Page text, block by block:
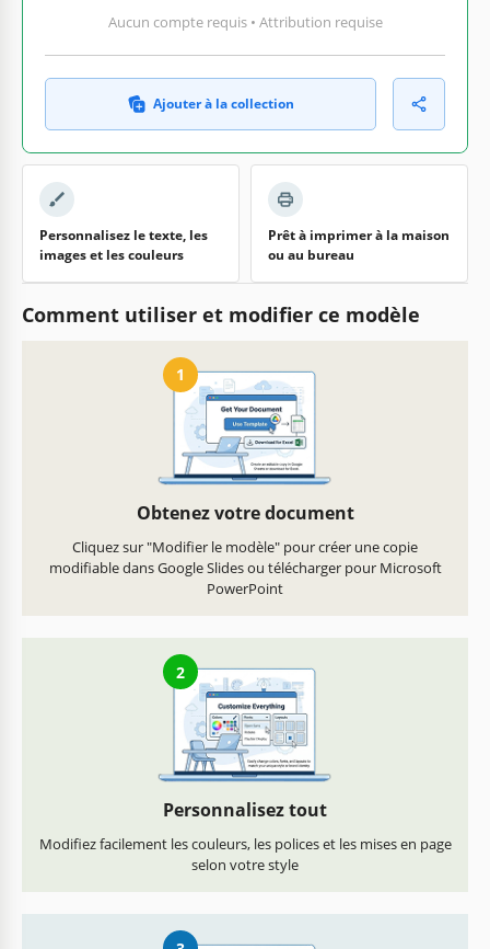
Aucun compte requis • Attribution requise
Ajouter à la collection
Personnalisez le texte, les
images et les couleurs
Prêt à imprimer à la maison
ou au bureau
Comment utiliser et modifier ce modèle
1
Obtenez votre document
Cliquez sur "Modifier le modèle" pour créer une copie
modifiable dans Google Slides ou télécharger pour Microsoft
PowerPoint
2
Personnalisez tout
Modifiez facilement les couleurs, les polices et les mises en page
selon votre style